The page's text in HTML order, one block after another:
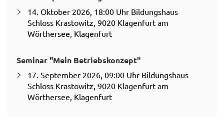
14. Oktober 2026, 18:00 Uhr Bildungshaus
Schloss Krastowitz, 9020 Klagenfurt am
Wörthersee, Klagenfurt
Seminar "Mein Betriebskonzept"
17. September 2026, 09:00 Uhr Bildungshaus
Schloss Krastowitz, 9020 Klagenfurt am
Wörthersee, Klagenfurt